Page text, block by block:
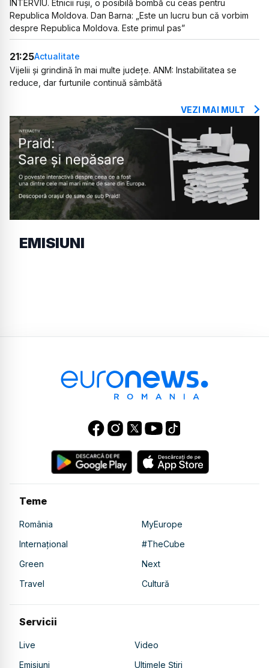
INTERVIU. Etnicii ruși, o posibilă bombă cu ceas pentru
Republica Moldova. Dan Barna: „Este un lucru bun că vorbim
despre Republica Moldova. Este primul pas”
21:25Actualitate
Vijelii și grindină în mai multe județe. ANM: Instabilitatea se
reduce, dar furtunile continuă sâmbătă
VEZI MAI MULT
EMISIUNI
Teme
România
MyEurope
Internațional
#TheCube
Green
Next
Travel
Cultură
Servicii
Live
Video
Emisiuni
Ultimele Știri